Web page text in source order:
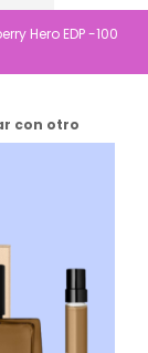
Hero EDP -100
con otro